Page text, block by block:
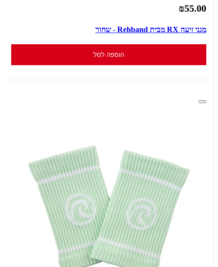
₪55.00
מגני זיעה RX מבית Rehband - שחור
הוספה לסל